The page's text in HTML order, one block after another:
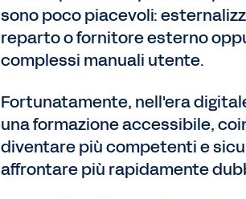
sono poco piacevoli:
reparto o fornitore esterno
complessi manuali utente.
Fortunatamente, nell'era
una formazione accessibile,
diventare più competenti e
affrontare più rapidamente